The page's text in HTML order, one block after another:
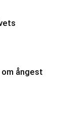
ångest